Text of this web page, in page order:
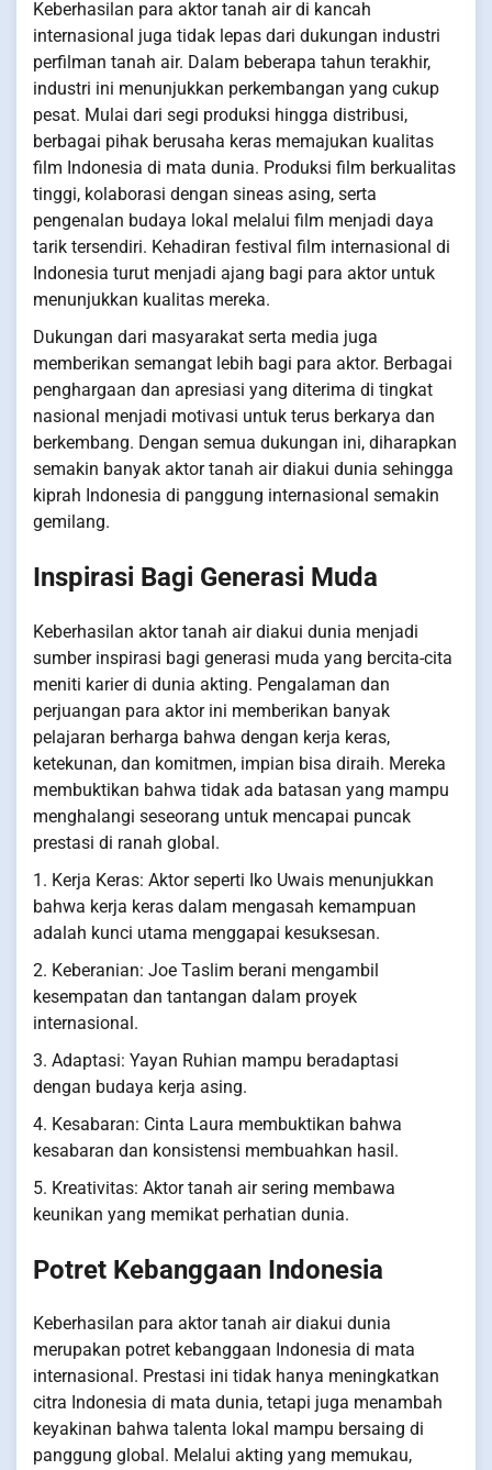
Keberhasilan para aktor tanah air di kancah
internasional juga tidak lepas dari dukungan industri
perfilman tanah air. Dalam beberapa tahun terakhir,
industri ini menunjukkan perkembangan yang cukup
pesat. Mulai dari segi produksi hingga distribusi,
berbagai pihak berusaha keras memajukan kualitas
film Indonesia di mata dunia. Produksi film berkualitas
tinggi, kolaborasi dengan sineas asing, serta
pengenalan budaya lokal melalui film menjadi daya
tarik tersendiri. Kehadiran festival film internasional di
Indonesia turut menjadi ajang bagi para aktor untuk
menunjukkan kualitas mereka.
Dukungan dari masyarakat serta media juga
memberikan semangat lebih bagi para aktor. Berbagai
penghargaan dan apresiasi yang diterima di tingkat
nasional menjadi motivasi untuk terus berkarya dan
berkembang. Dengan semua dukungan ini, diharapkan
semakin banyak aktor tanah air diakui dunia sehingga
kiprah Indonesia di panggung internasional semakin
gemilang.
Inspirasi Bagi Generasi Muda
Keberhasilan aktor tanah air diakui dunia menjadi
sumber inspirasi bagi generasi muda yang bercita-cita
meniti karier di dunia akting. Pengalaman dan
perjuangan para aktor ini memberikan banyak
pelajaran berharga bahwa dengan kerja keras,
ketekunan, dan komitmen, impian bisa diraih. Mereka
membuktikan bahwa tidak ada batasan yang mampu
menghalangi seseorang untuk mencapai puncak
prestasi di ranah global.
1. Kerja Keras: Aktor seperti Iko Uwais menunjukkan
bahwa kerja keras dalam mengasah kemampuan
adalah kunci utama menggapai kesuksesan.
2. Keberanian: Joe Taslim berani mengambil
kesempatan dan tantangan dalam proyek
internasional.
3. Adaptasi: Yayan Ruhian mampu beradaptasi
dengan budaya kerja asing.
4. Kesabaran: Cinta Laura membuktikan bahwa
kesabaran dan konsistensi membuahkan hasil.
5. Kreativitas: Aktor tanah air sering membawa
keunikan yang memikat perhatian dunia.
Potret Kebanggaan Indonesia
Keberhasilan para aktor tanah air diakui dunia
merupakan potret kebanggaan Indonesia di mata
internasional. Prestasi ini tidak hanya meningkatkan
citra Indonesia di mata dunia, tetapi juga menambah
keyakinan bahwa talenta lokal mampu bersaing di
panggung global. Melalui akting yang memukau,